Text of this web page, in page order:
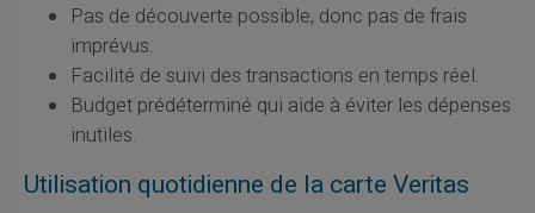
Pas de découverte possible, donc pas de frais
imprévus.
Facilité de suivi des transactions en temps réel.
Budget prédéterminé qui aide à éviter les dépenses
inutiles.
Utilisation quotidienne de la carte Veritas